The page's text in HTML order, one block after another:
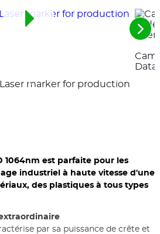
Voir
les
1064nm est parfaite pour les
industriel à haute vitesse d'une
des plastiques à tous types
par sa puissance de crête et